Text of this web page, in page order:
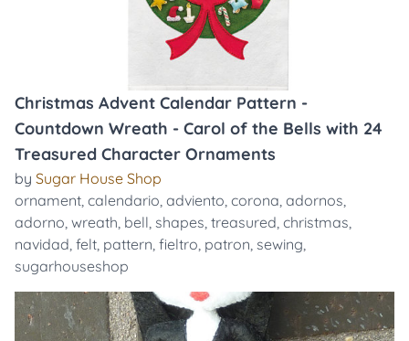
Christmas Advent Calendar Pattern -
Countdown Wreath - Carol of the Bells with 24
Treasured Character Ornaments
by Sugar House Shop
ornament, calendario, adviento, corona, adornos,
adorno, wreath, bell, shapes, treasured, christmas,
navidad, felt, pattern, fieltro, patron, sewing,
sugarhouseshop